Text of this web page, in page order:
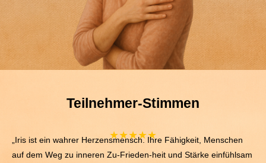
Teilnehmer-Stimmen
★★★★★
„Iris ist ein wahrer Herzensmensch. Ihre Fähigkeit, Menschen
auf dem Weg zu inneren Zu-Frieden-heit und Stärke einfühlsam